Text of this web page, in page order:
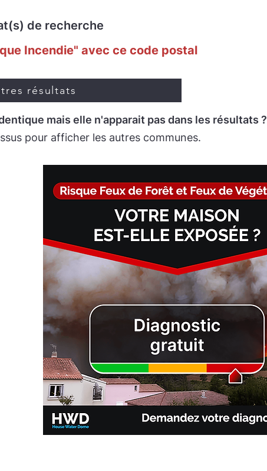
de recherche
Incendie" avec ce code postal
résultats
mais elle n'apparait pas dans les résultats ?
pour afficher les autres communes.